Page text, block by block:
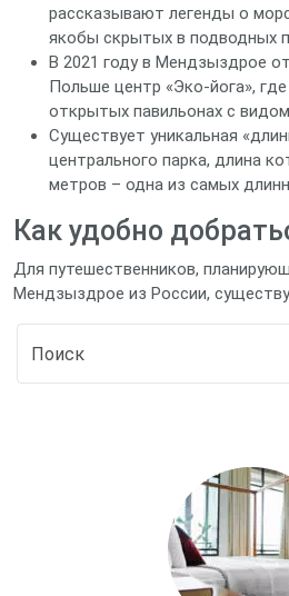
рассказывают легенды о
якобы скрытых в подводных
В 2021 году в Мендзыздрое
Польше центр «Эко‑йога»,
открытых павильонах с
Существует уникальная
центрального парка, длина
метров – одна из самых
Как удобно
Для путешественников,
Мендзыздрое из России,